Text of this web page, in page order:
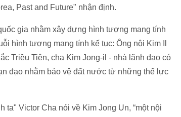
Past and Future" nhận định.
gia nhằm xây dựng hình tượng mang tính
hình tượng mang tính kế tục: Ông nội Kim Il
Triều Tiên, cha Kim Jong-il - nhà lãnh đạo có
đạo nhằm bảo vệ đất nước từ những thế lực
Victor Cha nói về Kim Jong Un, “một nội